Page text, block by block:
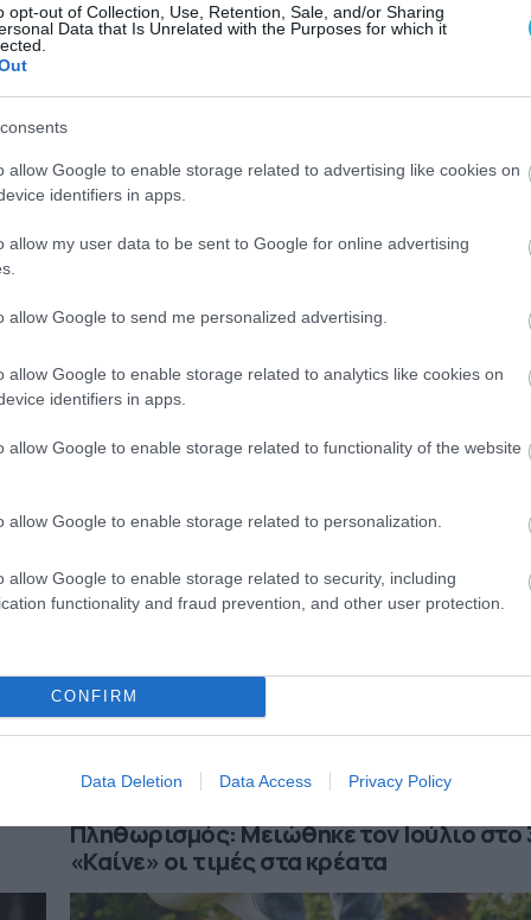
opt-out of Collection, Use, Retention, Sale, and/or Sharing
Data that Is Unrelated with the Purposes for which it
allow Google to enable storage related to advertising like cookies on
identifiers in apps.
allow my user data to be sent to Google for online advertising
allow Google to send me personalized advertising.
allow Google to enable storage related to analytics like cookies on
identifiers in apps.
allow Google to enable storage related to functionality of the website
allow Google to enable storage related to personalization.
allow Google to enable storage related to security, including
functionality and fraud prevention, and other user protection.
CONFIRM
Data Deletion Data Access Privacy Policy
–
Οι τουρίστες «ψηφίζουν» Ελλάδα και
καλοκαίρι
07.08.2026
Πληθωρισμός: Μειώθηκε τον Ιούλιο στο
«Καίνε» οι τιμές στα κρέατα